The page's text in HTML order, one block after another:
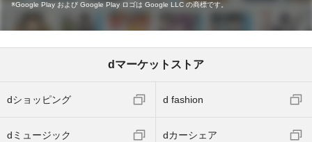
Google Play および Google Play ロゴは Google LLC の商標です。
dマーケットストア
dショッピング d fashion
dミュージック dカーシェア